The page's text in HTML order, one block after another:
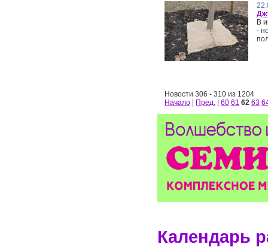
В
-
Новости 306 - 310 из 1204
Начало
Пред. 60 61 62 63
Календарь